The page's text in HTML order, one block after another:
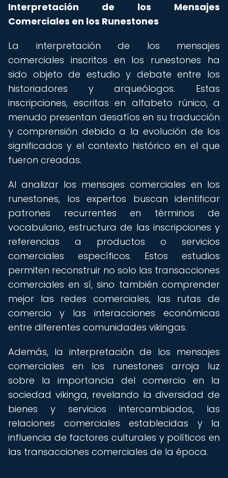
Interpretación de los Mensajes
Comerciales en los Runestones
La interpretación de los mensajes
comerciales inscritos en los runestones ha
sido objeto de estudio y debate entre los
historiadores y arqueólogos. Estas
inscripciones, escritas en alfabeto rúnico, a
menudo presentan desafíos en su traducción
y comprensión debido a la evolución de los
significados y el contexto histórico en el que
fueron creadas.
Al analizar los mensajes comerciales en los
runestones, los expertos buscan identificar
patrones recurrentes en términos de
vocabulario, estructura de las inscripciones y
referencias a productos o servicios
comerciales específicos. Estos estudios
permiten reconstruir no solo las transacciones
comerciales en sí, sino también comprender
mejor las redes comerciales, las rutas de
comercio y las interacciones económicas
entre diferentes comunidades vikingas.
Además, la interpretación de los mensajes
comerciales en los runestones arroja luz
sobre la importancia del comercio en la
sociedad vikinga, revelando la diversidad de
bienes y servicios intercambiados, las
relaciones comerciales establecidas y la
influencia de factores culturales y políticos en
las transacciones comerciales de la época.